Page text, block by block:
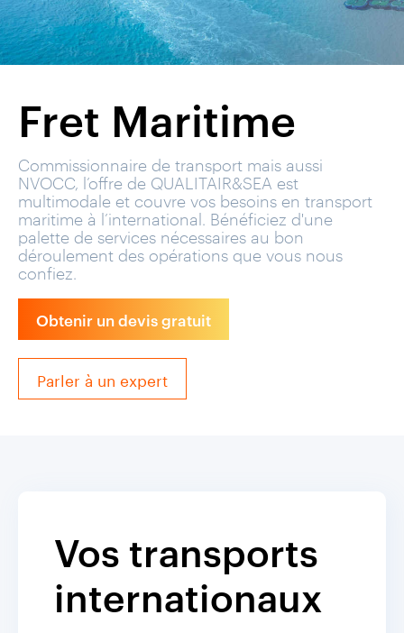
Fret Maritime
Commissionnaire de transport mais aussi
NVOCC, l’offre de QUALITAIR&SEA est
multimodale et couvre vos besoins en transport
maritime à l’international. Bénéficiez d'une
palette de services nécessaires au bon
déroulement des opérations que vous nous
confiez.
Obtenir un devis gratuit
Parler à un expert
Vos transports
internationaux